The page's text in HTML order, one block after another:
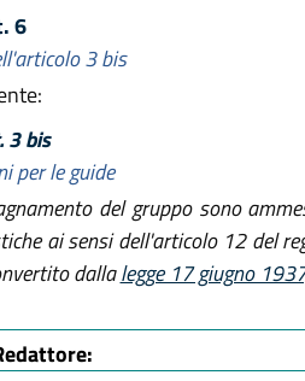
6
3 bis
3 bis
per le guide
del gruppo sono
ai sensi dell'articolo 12 del
dallalegge 17 giugno